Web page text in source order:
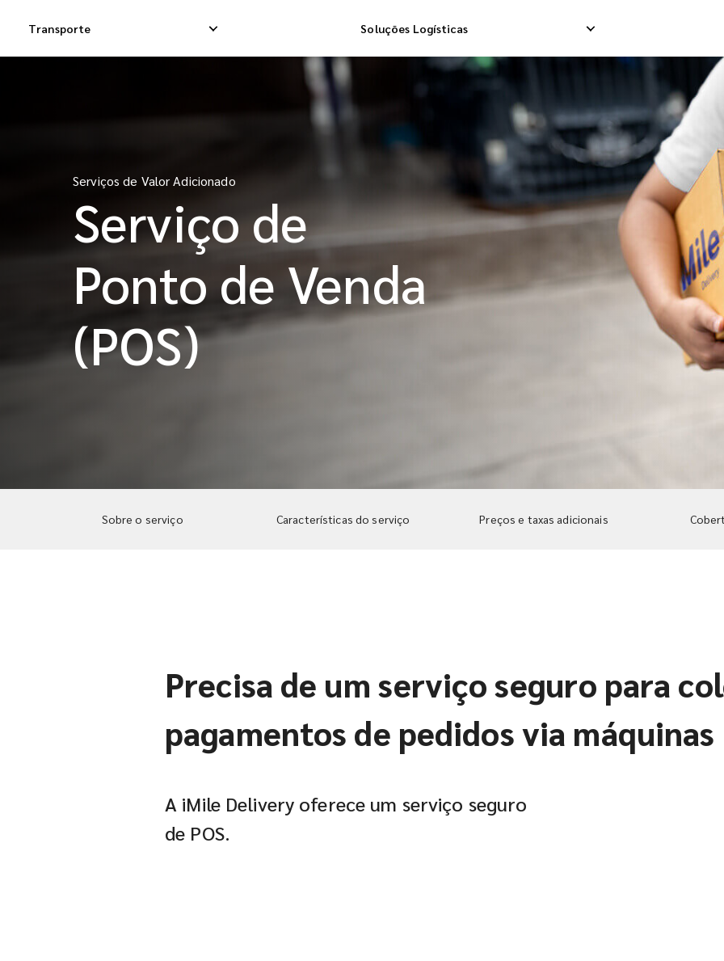
Transporte Soluções Logísticas
Entrega Dropship Doméstica
Entrega de Carga Doméstica
Entrega Dropship Internacional
Carga Consolidada Internacional
Logística Reversa
Gestão de Devolução
Serviços de Valor Adicionado
Serviço de
Ponto de Venda
(POS)
Sobre o serviço Características do serviço Preços e taxas adicionais
Precisa de um serviço seguro para
pagamentos de pedidos via máquinas
A iMile Delivery oferece um serviço seguro
de POS.